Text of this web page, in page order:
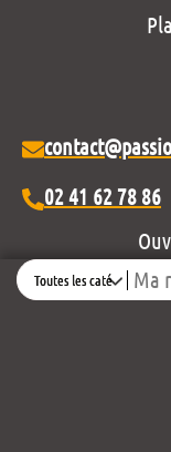
Search
02 41 62 78 86